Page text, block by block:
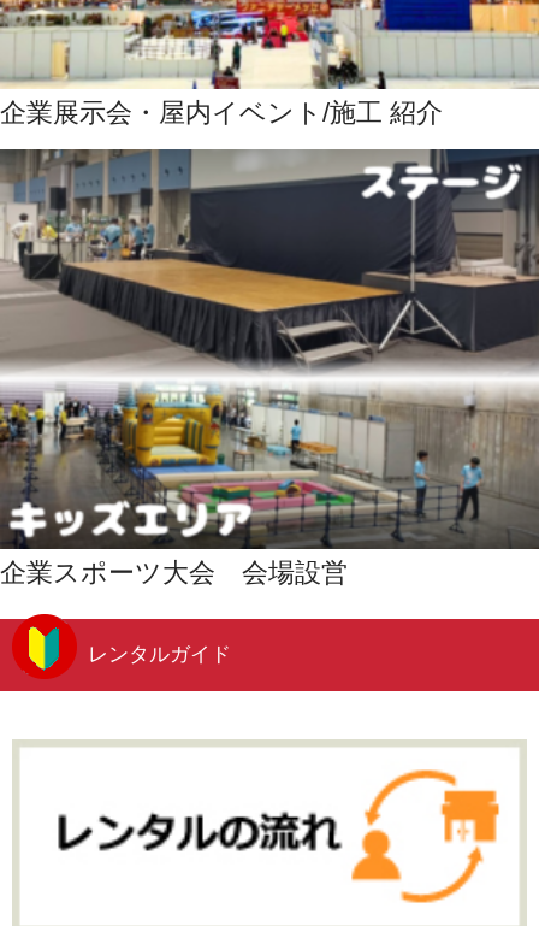
企業展示会・屋内イベント/施工 紹介
企業スポーツ大会 会場設営
レンタルガイド